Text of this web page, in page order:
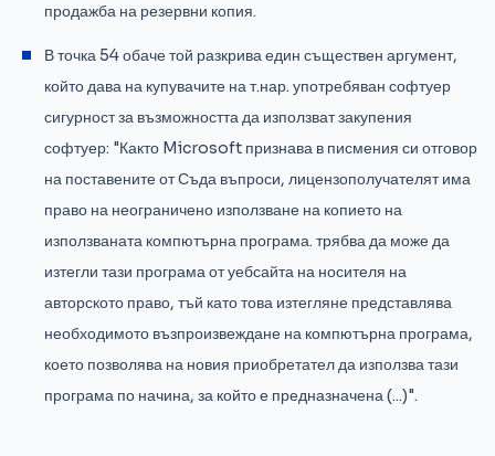
продажба на резервни копия.
В точка 54 обаче той разкрива един съществен аргумент,
който дава на купувачите на т.нар. употребяван софтуер
сигурност за възможността да използват закупения
софтуер: "Както Microsoft признава в писмения си отговор
на поставените от Съда въпроси, лицензополучателят има
право на неограничено използване на копието на
използваната компютърна програма. трябва да може да
изтегли тази програма от уебсайта на носителя на
авторското право, тъй като това изтегляне представлява
необходимото възпроизвеждане на компютърна програма,
което позволява на новия приобретател да използва тази
програма по начина, за който е предназначена (...)".